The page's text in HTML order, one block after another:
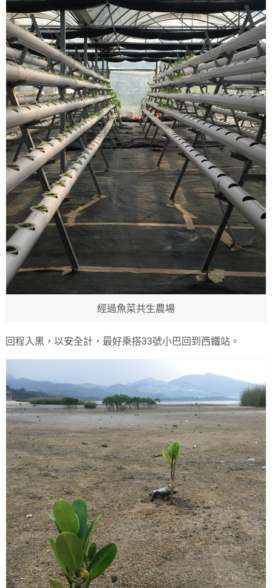
經過魚菜共生農場
回程入黑，以安全計，最好乘搭33號小巴回到西鐵站。